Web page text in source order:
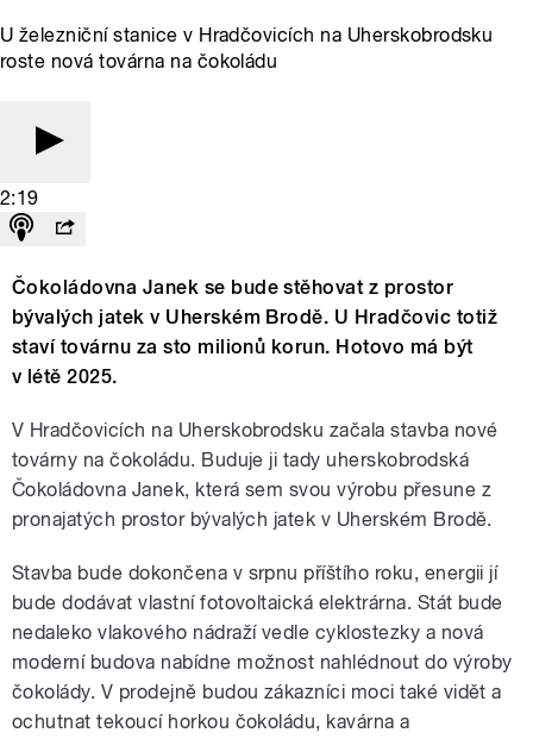
U železniční stanice v Hradčovicích na Uherskobrodsku
roste nová továrna na čokoládu
2:19
Čokoládovna Janek se bude stěhovat z prostor
bývalých jatek v Uherském Brodě. U Hradčovic totiž
staví továrnu za sto milionů korun. Hotovo má být
v létě 2025.
V Hradčovicích na Uherskobrodsku začala stavba nové
továrny na čokoládu. Buduje ji tady uherskobrodská
Čokoládovna Janek, která sem svou výrobu přesune z
pronajatých prostor bývalých jatek v Uherském Brodě.
Stavba bude dokončena v srpnu příštího roku, energii jí
bude dodávat vlastní fotovoltaická elektrárna. Stát bude
nedaleko vlakového nádraží vedle cyklostezky a nová
moderní budova nabídne možnost nahlédnout do výroby
čokolády. V prodejně budou zákazníci moci také vidět a
ochutnat tekoucí horkou čokoládu, kavárna a